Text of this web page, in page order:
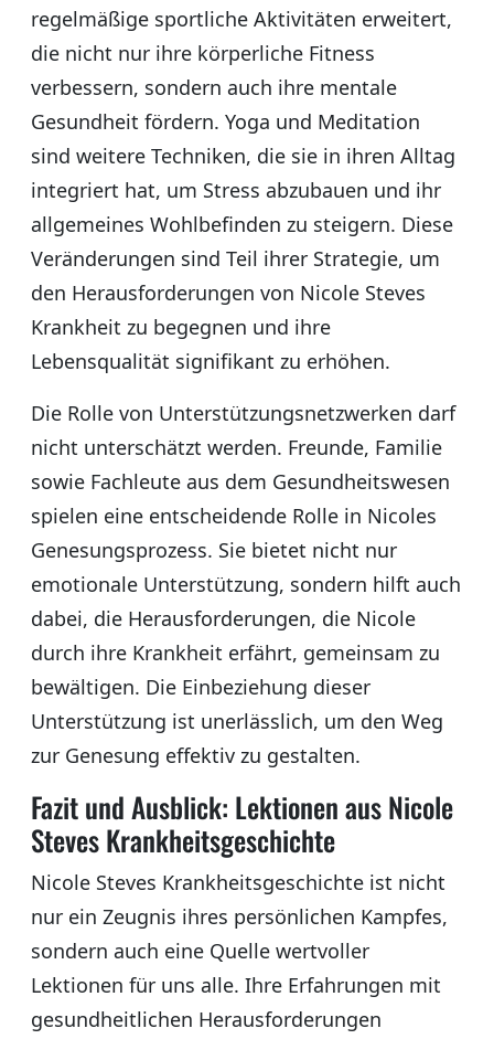
regelmäßige sportliche Aktivitäten erweitert,
die nicht nur ihre körperliche Fitness
verbessern, sondern auch ihre mentale
Gesundheit fördern. Yoga und Meditation
sind weitere Techniken, die sie in ihren Alltag
integriert hat, um Stress abzubauen und ihr
allgemeines Wohlbefinden zu steigern. Diese
Veränderungen sind Teil ihrer Strategie, um
den Herausforderungen von Nicole Steves
Krankheit zu begegnen und ihre
Lebensqualität signifikant zu erhöhen.
Die Rolle von Unterstützungsnetzwerken darf
nicht unterschätzt werden. Freunde, Familie
sowie Fachleute aus dem Gesundheitswesen
spielen eine entscheidende Rolle in Nicoles
Genesungsprozess. Sie bietet nicht nur
emotionale Unterstützung, sondern hilft auch
dabei, die Herausforderungen, die Nicole
durch ihre Krankheit erfährt, gemeinsam zu
bewältigen. Die Einbeziehung dieser
Unterstützung ist unerlässlich, um den Weg
zur Genesung effektiv zu gestalten.
Fazit und Ausblick: Lektionen aus Nicole
Steves Krankheitsgeschichte
Nicole Steves Krankheitsgeschichte ist nicht
nur ein Zeugnis ihres persönlichen Kampfes,
sondern auch eine Quelle wertvoller
Lektionen für uns alle. Ihre Erfahrungen mit
gesundheitlichen Herausforderungen